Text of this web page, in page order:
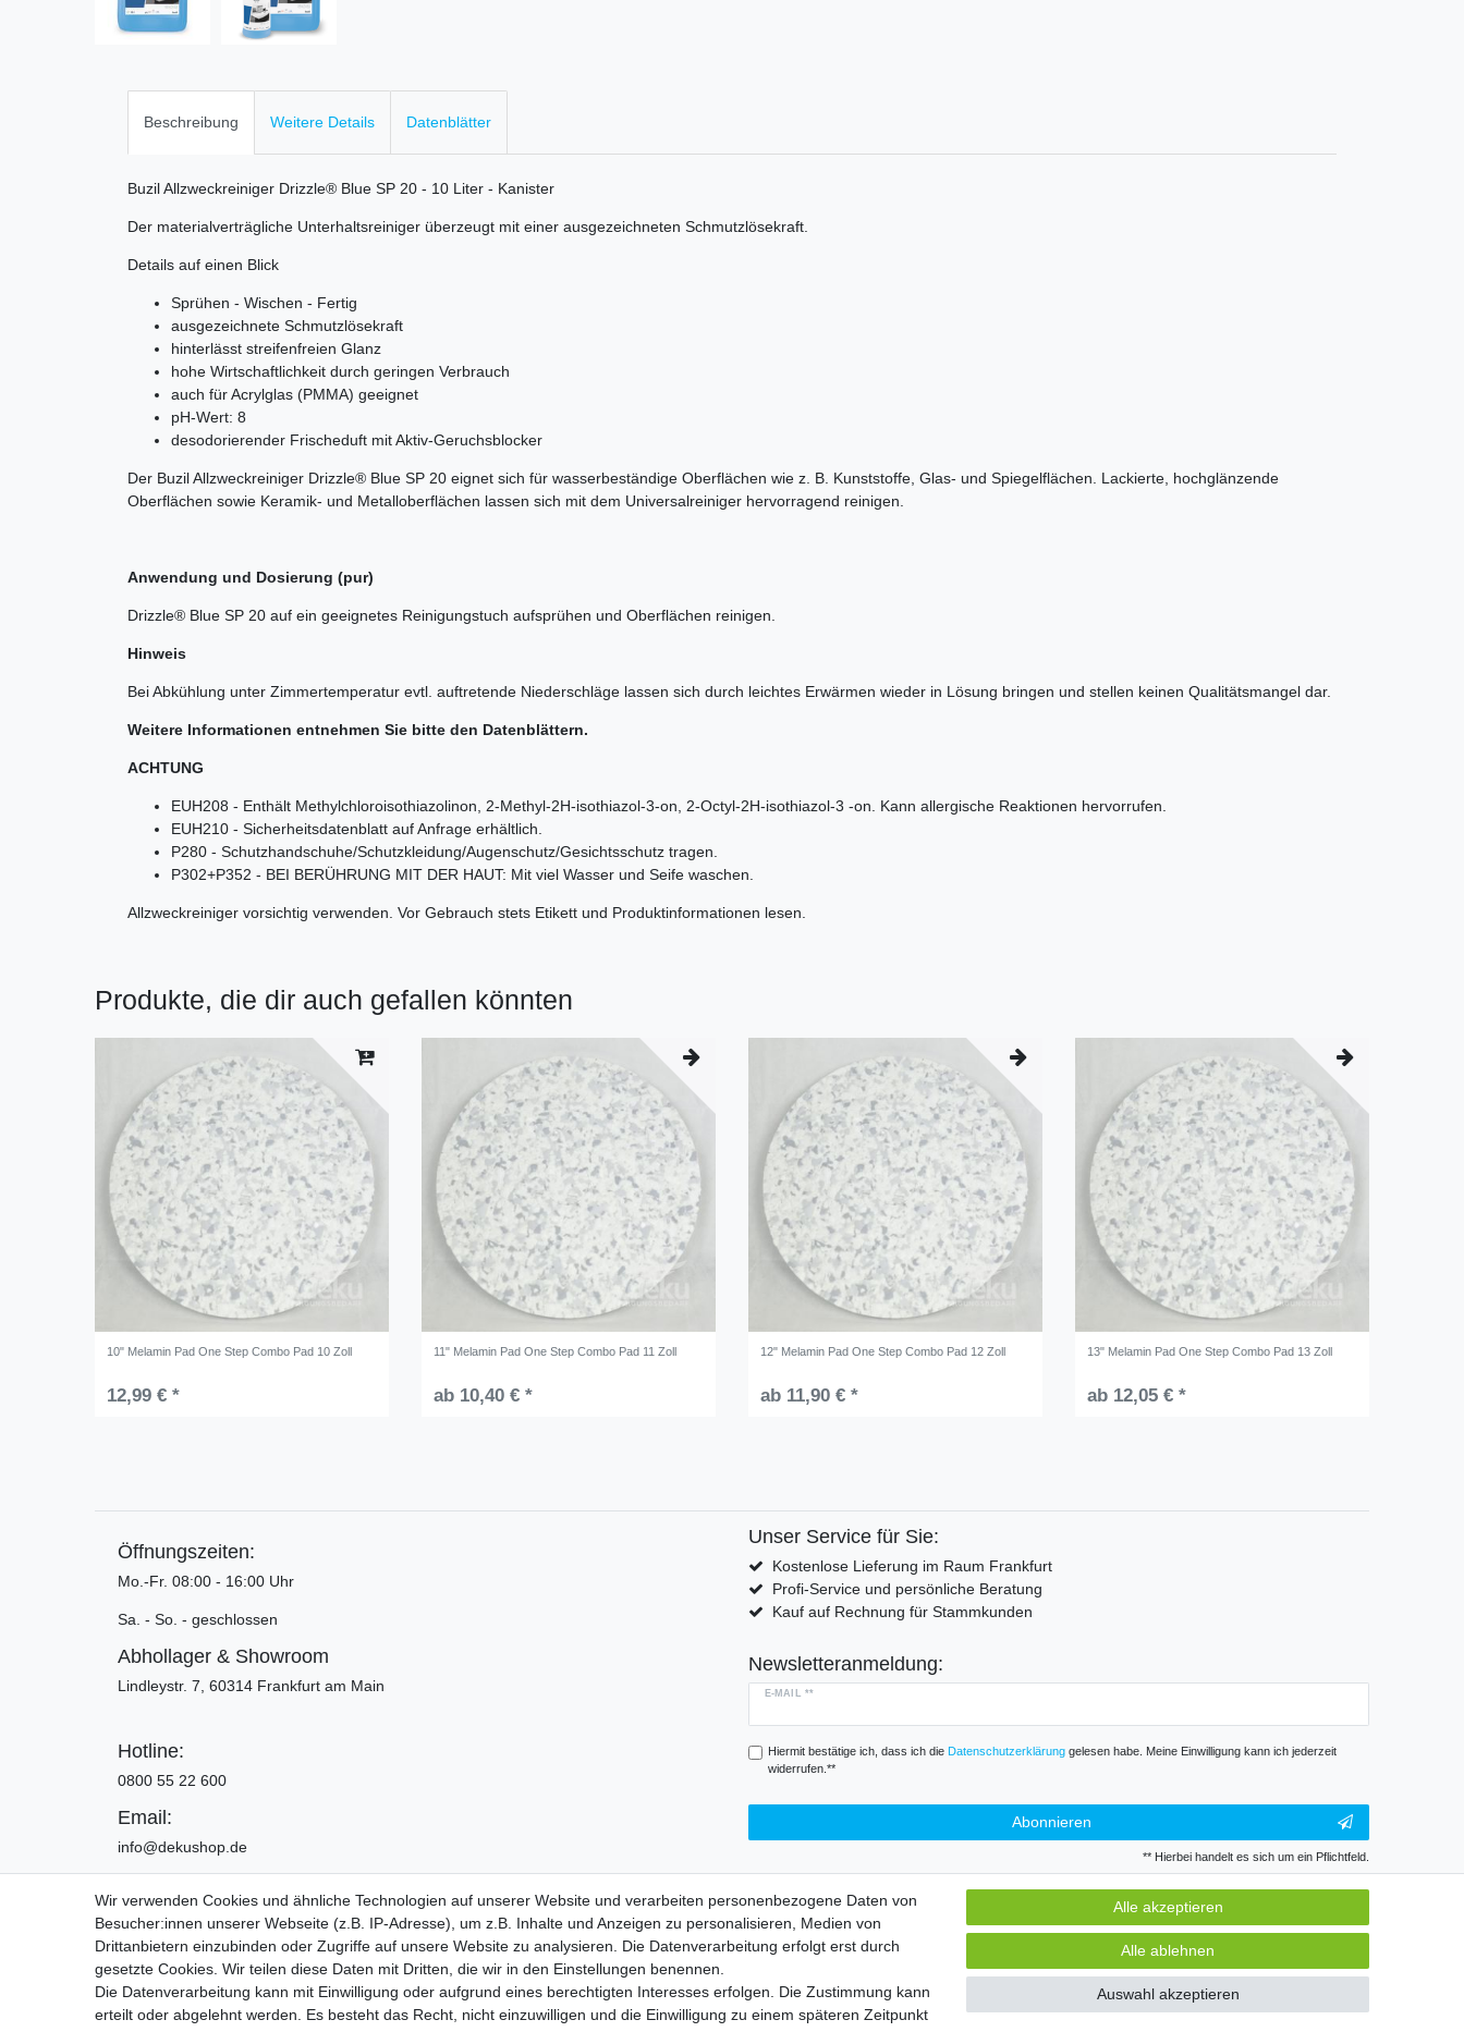
Beschreibung Weitere Details Datenblätter
Buzil Allzweckreiniger Drizzle® Blue SP 20 - 10 Liter - Kanister
Der materialverträgliche Unterhaltsreiniger überzeugt mit einer ausgezeichneten Schmutzlösekraft.
Details auf einen Blick
Sprühen - Wischen - Fertig
ausgezeichnete Schmutzlösekraft
hinterlässt streifenfreien Glanz
hohe Wirtschaftlichkeit durch geringen Verbrauch
auch für Acrylglas (PMMA) geeignet
pH-Wert: 8
desodorierender Frischeduft mit Aktiv-Geruchsblocker
Der Buzil Allzweckreiniger Drizzle® Blue SP 20 eignet sich für wasserbeständige Oberflächen wie z. B. Kunststoffe, Glas- und Spiegelflächen. Lackierte, hochglänzende
Oberflächen sowie Keramik- und Metalloberflächen lassen sich mit dem Universalreiniger hervorragend reinigen.
Anwendung und Dosierung (pur)
Drizzle® Blue SP 20 auf ein geeignetes Reinigungstuch aufsprühen und Oberflächen reinigen.
Hinweis
Bei Abkühlung unter Zimmertemperatur evtl. auftretende Niederschläge lassen sich durch leichtes Erwärmen wieder in Lösung bringen und stellen keinen Qualitätsmangel dar.
Weitere Informationen entnehmen Sie bitte den Datenblättern.
ACHTUNG
EUH208 - Enthält Methylchloroisothiazolinon, 2-Methyl-2H-isothiazol-3-on, 2-Octyl-2H-isothiazol-3 -on. Kann allergische Reaktionen hervorrufen.
EUH210 - Sicherheitsdatenblatt auf Anfrage erhältlich.
P280 - Schutzhandschuhe/Schutzkleidung/Augenschutz/Gesichtsschutz tragen.
P302+P352 - BEI BERÜHRUNG MIT DER HAUT: Mit viel Wasser und Seife waschen.
Allzweckreiniger vorsichtig verwenden. Vor Gebrauch stets Etikett und Produktinformationen lesen.
Produkte, die dir auch gefallen könnten
10" Melamin Pad One Step Combo Pad 10 Zoll
12,99 € *
11" Melamin Pad One Step Combo Pad 11 Zoll
ab 10,40 € *
12" Melamin Pad One Step Combo Pad 12 Zoll
ab 11,90 € *
13" Melamin Pad One Step Combo Pad 13 Zoll
ab 12,05 € *
Öffnungszeiten:
Mo.-Fr. 08:00 - 16:00 Uhr
Sa. - So. - geschlossen
Abhollager & Showroom
Lindleystr. 7, 60314 Frankfurt am Main
Hotline:
0800 55 22 600
Email:
info@dekushop.de
Unser Service für Sie:
Kostenlose Lieferung im Raum Frankfurt
Profi-Service und persönliche Beratung
Kauf auf Rechnung für Stammkunden
Newsletteranmeldung:
E-MAIL **
Hiermit bestätige ich, dass ich die Daten­schutz­erklärunggelesen habe. Meine Einwilligung kann ich jederzeit
widerrufen.**
Abonnieren
** Hierbei handelt es sich um ein Pflichtfeld.
Widerrufs­recht Widerrufs­formular Impressum Daten­schutz­erklärung AGB Kontakt
Wir verwenden Cookies und ähnliche Technologien auf unserer Website und verarbeiten personenbezogene Daten von
Besucher:innen unserer Webseite (z.B. IP-Adresse), um z.B. Inhalte und Anzeigen zu personalisieren, Medien von
Drittanbietern einzubinden oder Zugriffe auf unsere Website zu analysieren. Die Datenverarbeitung erfolgt erst durch
gesetzte Cookies. Wir teilen diese Daten mit Dritten, die wir in den Einstellungen benennen.
Die Datenverarbeitung kann mit Einwilligung oder aufgrund eines berechtigten Interesses erfolgen. Die Zustimmung kann
erteilt oder abgelehnt werden. Es besteht das Recht, nicht einzuwilligen und die Einwilligung zu einem späteren Zeitpunkt
Alle akzeptieren
Alle ablehnen
Auswahl akzeptieren
Copyright 2016 | Dekushop.de | Alle Rechte vorbehalten. | Angebote gelten nur für Industrie, Handel, Handwerk und Gewerbe. Preise zzgl. gesetzl. Mwst.